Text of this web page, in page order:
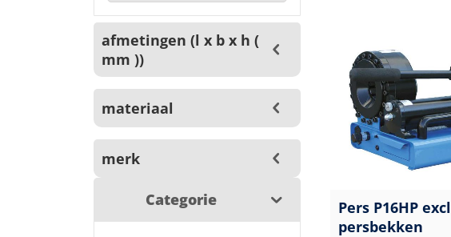
afmetingen (l x b x h (
mm ))
materiaal
merk
Categorie
Pers P16HP
persbekken